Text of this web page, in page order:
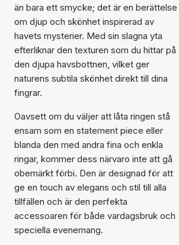
än bara ett smycke; det är en berättelse
om djup och skönhet inspirerad av
havets mysterier. Med sin slagna yta
efterliknar den texturen som du hittar på
den djupa havsbottnen, vilket ger
naturens subtila skönhet direkt till dina
fingrar.
Oavsett om du väljer att låta ringen stå
ensam som en statement piece eller
blanda den med andra fina och enkla
ringar, kommer dess närvaro inte att gå
obemärkt förbi. Den är designad för att
ge en touch av elegans och stil till alla
tillfällen och är den perfekta
accessoaren för både vardagsbruk och
speciella evenemang.